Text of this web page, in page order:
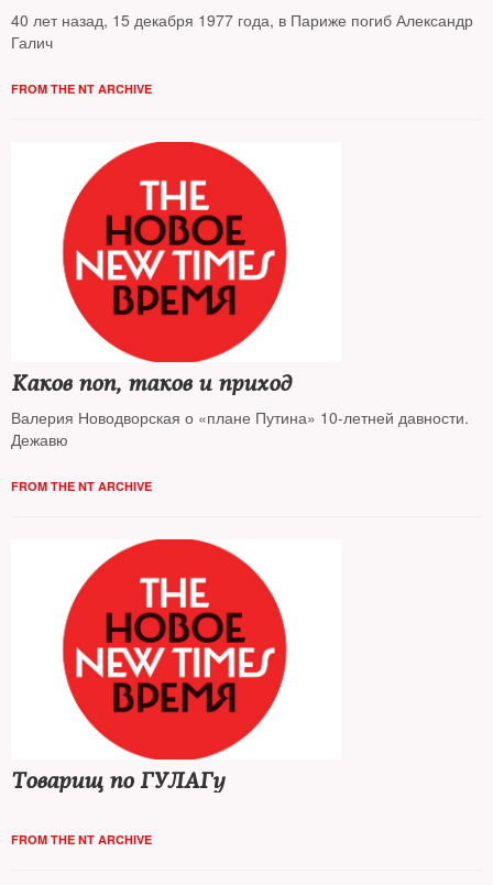
40 лет назад, 15 декабря 1977 года, в Париже погиб Александр
Галич
FROM THE NT ARCHIVE
Каков поп, таков и приход
Валерия Новодворская о «плане Путина» 10-летней давности.
Дежавю
FROM THE NT ARCHIVE
Товарищ по ГУЛАГу
FROM THE NT ARCHIVE